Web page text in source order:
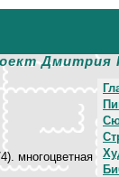
Дмитрия
многоцветная